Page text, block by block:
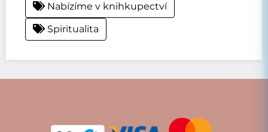
Nabízíme v knihkupectví
Spiritualita